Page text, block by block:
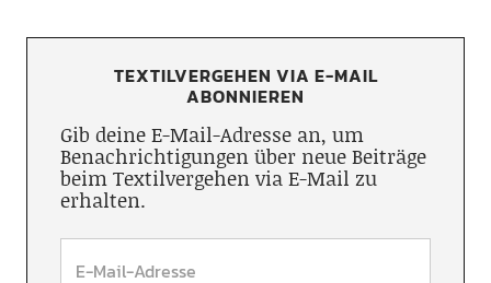
TEXTILVERGEHEN VIA E-MAIL
ABONNIEREN
Gib deine E-Mail-Adresse an, um
Benachrichtigungen über neue Beiträge
beim Textilvergehen via E-Mail zu
erhalten.